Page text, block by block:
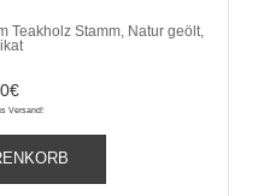
Teakholz Stamm, Natur geölt,
€
Versand!